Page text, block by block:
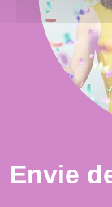
Envie